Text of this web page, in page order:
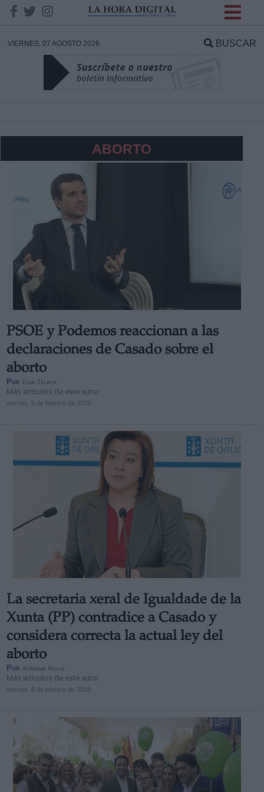
VIERNES, 07 AGOSTO 2026 BUSCAR
ABORTO
PSOE y Podemos reaccionan a las
declaraciones de Casado sobre el
aborto
Por Elsa Zelaya
Más artículos de este autor
viernes, 8 de febrero de 2019
La secretaria xeral de Igualdade de la
Xunta (PP) contradice a Casado y
considera correcta la actual ley del
aborto
Por Adriana Rocha
Más artículos de este autor
viernes, 8 de febrero de 2019
DATOS
Responsable:
Destinatarios:
Derechos:
Información adicional
link